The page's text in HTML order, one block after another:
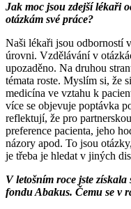
Jak moc jsou zdejší lékaři
otázkám své práce?
Naši lékaři jsou odborností
úrovni. Vzdělávání v
upozaděno. Na druhou
témata roste. Myslím si, že
medicína ve vztahu k
více se objevuje poptávka
reflektují, že pro
preference pacienta, jeho
názory apod. To jsou
je třeba je hledat v jiných
V letošním roce jste
fondu Abakus. Čemu se v